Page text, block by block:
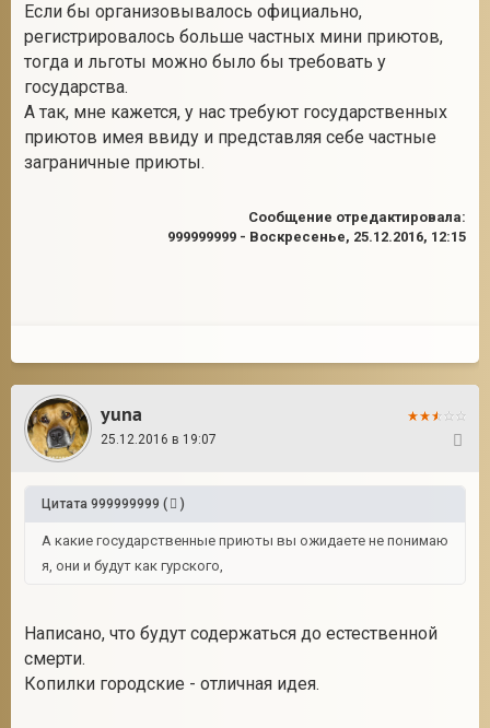
Если бы организовывалось официально,
регистрировалось больше частных мини приютов,
тогда и льготы можно было бы требовать у
государства.
А так, мне кажется, у нас требуют государственных
приютов имея ввиду и представляя себе частные
заграничные приюты.
Сообщение отредактировала:
999999999 - Воскресенье, 25.12.2016, 12:15
yuna
25.12.2016 в 19:07
Цитата 999999999 ( )
А какие государственные приюты вы ожидаете не понимаю
я, они и будут как гурского,
Написано, что будут содержаться до естественной
смерти.
Копилки городские - отличная идея.